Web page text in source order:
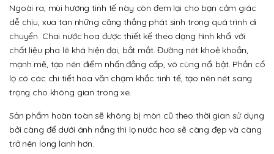
Ngoài ra, mùi hương tinh tế này còn đem lại cho bạn cảm giác
dễ chịu, xua tan những căng thẳng phát sinh trong quá trình di
chuyển. Chai nước hoa được thiết kế theo dạng hình khối với
chất liệu pha lê khá hiện đại, bắt mắt. Đường nét khoẻ khoắn,
mạnh mẽ, tạo nên điểm nhấn đẳng cấp, vô cùng nổi bật. Phần cổ
lọ có các chi tiết hoa văn chạm khắc tinh tế, tạo nên nét sang
trọng cho không gian trong xe.
Sản phẩm hoàn toàn sẽ không bị mòn cũ theo thời gian sử dụng
bởi càng để dưới ánh nắng thì lọ nước hoa sẽ càng đẹp và càng
trở nên long lanh hơn.